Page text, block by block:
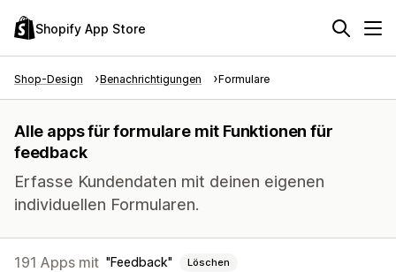
Shopify App Store
Shop-Design Benachrichtigungen Formulare
Alle apps für formulare mit Funktionen für
feedback
Erfasse Kundendaten mit deinen eigenen
individuellen Formularen.
191 Apps mit Feedback Löschen